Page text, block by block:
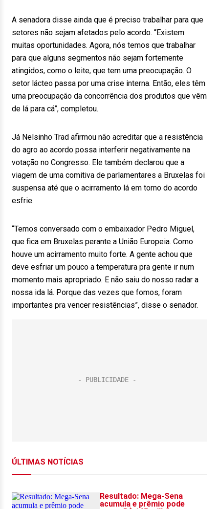
A senadora disse ainda que é preciso trabalhar para que
setores não sejam afetados pelo acordo. “Existem
muitas oportunidades. Agora, nós temos que trabalhar
para que alguns segmentos não sejam fortemente
atingidos, como o leite, que tem uma preocupação. O
setor lácteo passa por uma crise interna. Então, eles têm
uma preocupação da concorrência dos produtos que vêm
de lá para cá”, completou.
Já Nelsinho Trad afirmou não acreditar que a resistência
do agro ao acordo possa interferir negativamente na
votação no Congresso. Ele também declarou que a
viagem de uma comitiva de parlamentares a Bruxelas foi
suspensa até que o acirramento lá em torno do acordo
esfrie.
“Temos conversado com o embaixador Pedro Miguel,
que fica em Bruxelas perante a União Europeia. Como
houve um acirramento muito forte. A gente achou que
deve esfriar um pouco a temperatura pra gente ir num
momento mais apropriado. E não saiu do nosso radar a
nossa ida lá. Porque das vezes que fomos, foram
importantes pra vencer resistências”, disse o senador.